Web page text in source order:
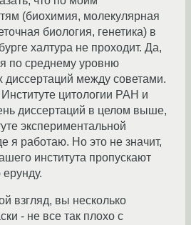
(биохимия, молекулярная
биология, генетика) в
халтура не проходит. Да,
по среднему уровню
между советами.
цитологии РАН и
диссертаций в целом выше,
экспериментальной
я работаю. Но это не значит,
института пропускают
взгляд, вы несколько
- не все так плохо с